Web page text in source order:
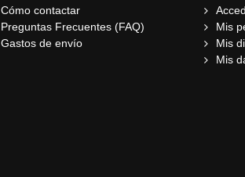
Cómo contactar
Preguntas Frecuentes (FAQ)
Gastos de envío
Mis
Mis
Mis